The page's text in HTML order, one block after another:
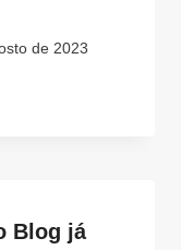
de 2023
Blog já